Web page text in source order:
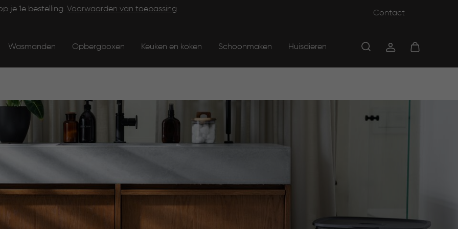
je 1e bestelling. Voorwaarden van toepassing Contact
Wasmanden Opbergboxen Keuken en koken Schoonmaken Huisdieren